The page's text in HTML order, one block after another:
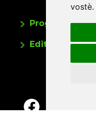
vostè.
Programa de
Editorials